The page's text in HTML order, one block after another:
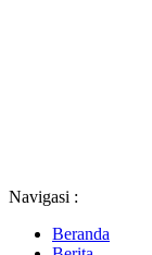
Navigasi :
Beranda